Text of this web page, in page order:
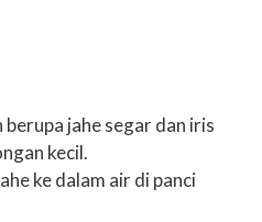
berupa jahe segar dan iris
kecil.
ke dalam air di panci